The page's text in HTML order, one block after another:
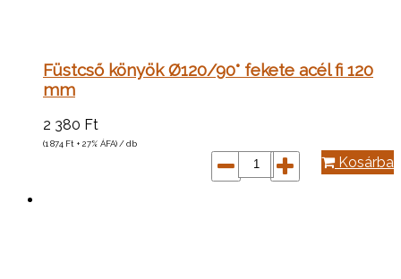
Füstcső könyök Ø120/90° fekete acél fi 120
mm
2 380 Ft
(1 874 Ft + 27% ÁFA) / db
Kosárba